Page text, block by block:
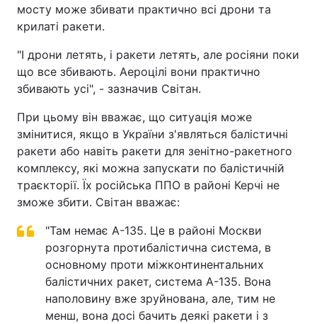
мосту може збивати практично всі дрони та
крилаті ракети.
"І дрони летять, і ракети летять, але росіяни поки
що все збивають. Аероцілі вони практично
збивають усі", - зазначив Світан.
При цьому він вважає, що ситуація може
змінитися, якщо в України з'являться балістичні
ракети або навіть ракети для зенітно-ракетного
комплексу, які можна запускати по балістичній
траєкторії. Їх російська ППО в районі Керчі не
зможе збити. Світан вважає:
"Там немає А-135. Це в районі Москви
розгорнута протибалістична система, в
основному проти міжконтинентальних
балістичних ракет, система А-135. Вона
наполовину вже зруйнована, але, тим не
менш, вона досі бачить деякі ракети і з